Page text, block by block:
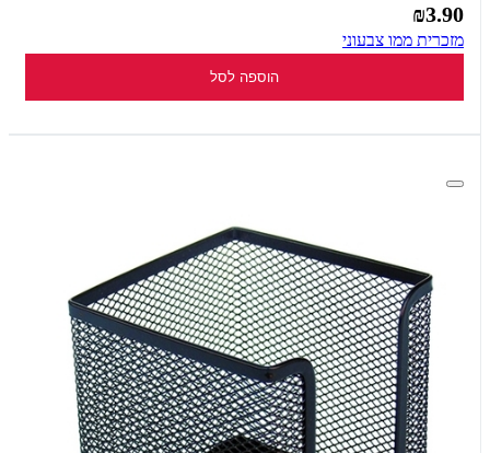
₪3.90
מזכרית ממו צבעוני
הוספה לסל